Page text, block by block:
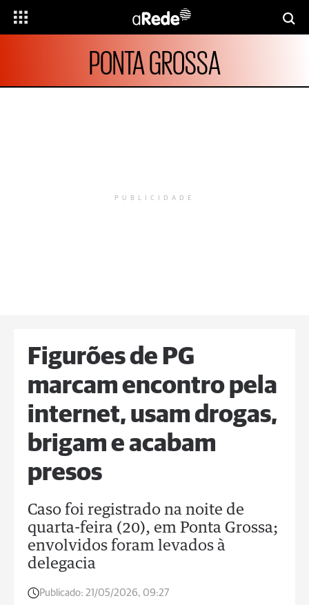
PONTA GROSSA
PUBLICIDADE
Figurões de PG
marcam encontro pela
internet, usam drogas,
brigam e acabam
presos
Caso foi registrado na noite de
quarta-feira (20), em Ponta Grossa;
envolvidos foram levados à
delegacia
Publicado: 21/05/2026, 09:27